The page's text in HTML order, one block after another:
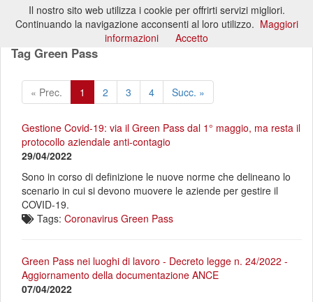
Tag Green Pass
« Prec. 1 2 3 4 Succ. »
Gestione Covid-19: via il Green Pass dal 1° maggio, ma resta il
protocollo aziendale anti-contagio
29/04/2022
Sono in corso di definizione le nuove norme che delineano lo
scenario in cui si devono muovere le aziende per gestire il
COVID-19.
Tags: Coronavirus Green Pass
Green Pass nei luoghi di lavoro - Decreto legge n. 24/2022 -
Aggiornamento della documentazione ANCE
07/04/2022
Il nostro sito web utilizza i cookie per offrirti servizi migliori.
Continuando la navigazione acconsenti al loro utilizzo. Maggiori
informazioni
Accetto